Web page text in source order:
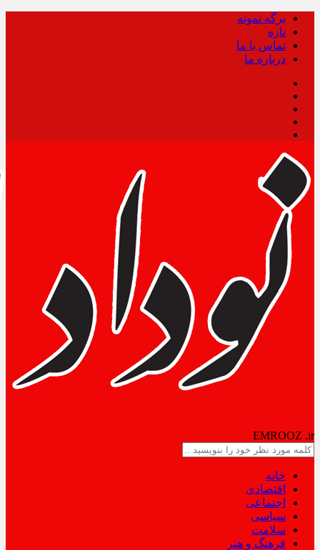
برگه نمونه
تازه
تماس با ما
درباره ما
EMROOZ .ir
خانه
اقتصادی
اجتماعی
سیاسی
سلامت
فرهنگ و هنر